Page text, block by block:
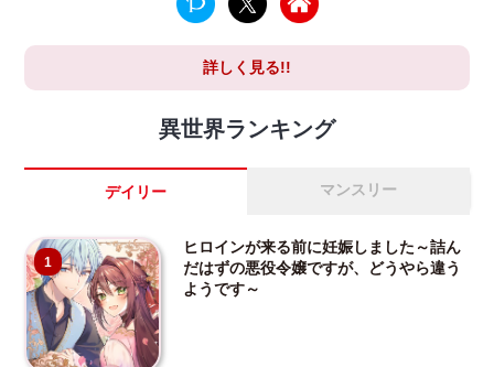
詳しく見る!!
異世界ランキング
デイリー マンスリー
1
ヒロインが来る前に妊娠しました～詰ん
だはずの悪役令嬢ですが、どうやら違う
ようです～